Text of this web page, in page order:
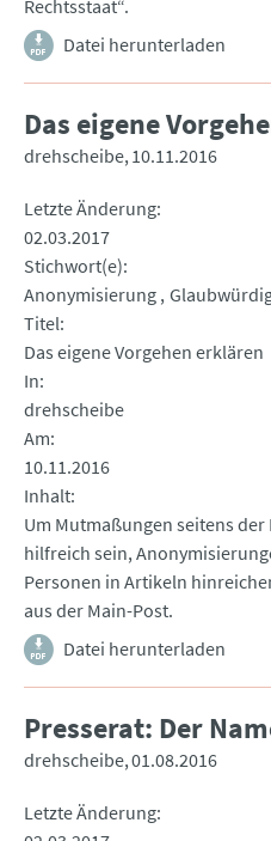
Rechtsstaat“.
Datei herunterladen
Das eigene
drehscheibe 10.11.2016
Letzte Änderung
02.03.2017
Stichwort(e)
Anonymisierung
Titel
Das eigene Vorgehen erklären
In
drehscheibe
Am
10.11.2016
Inhalt
Um Mutmaßungen seitens
hilfreich sein,
Personen in Artikeln
aus der Main-Post.
Datei herunterladen
Presserat: Der
drehscheibe 01.08.2016
Letzte Änderung